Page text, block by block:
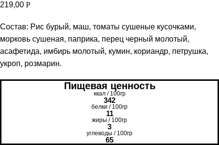
219,00 Р
Состав: Рис бурый, маш, томаты сушеные кусочками,
морковь сушеная, паприка, перец черный молотый,
асафетида, имбирь молотый, кумин, кориандр, петрушка,
укроп, розмарин.
Пищевая ценность
ккал / 100гр
342
белки / 100гр
11
жиры / 100гр
3
углеводы / 100гр
65